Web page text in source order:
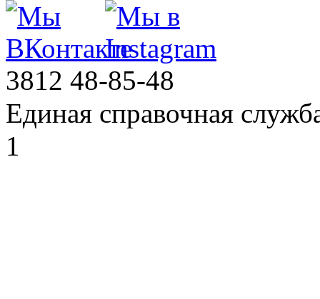
3812 48-85-48
Единая справочная
1